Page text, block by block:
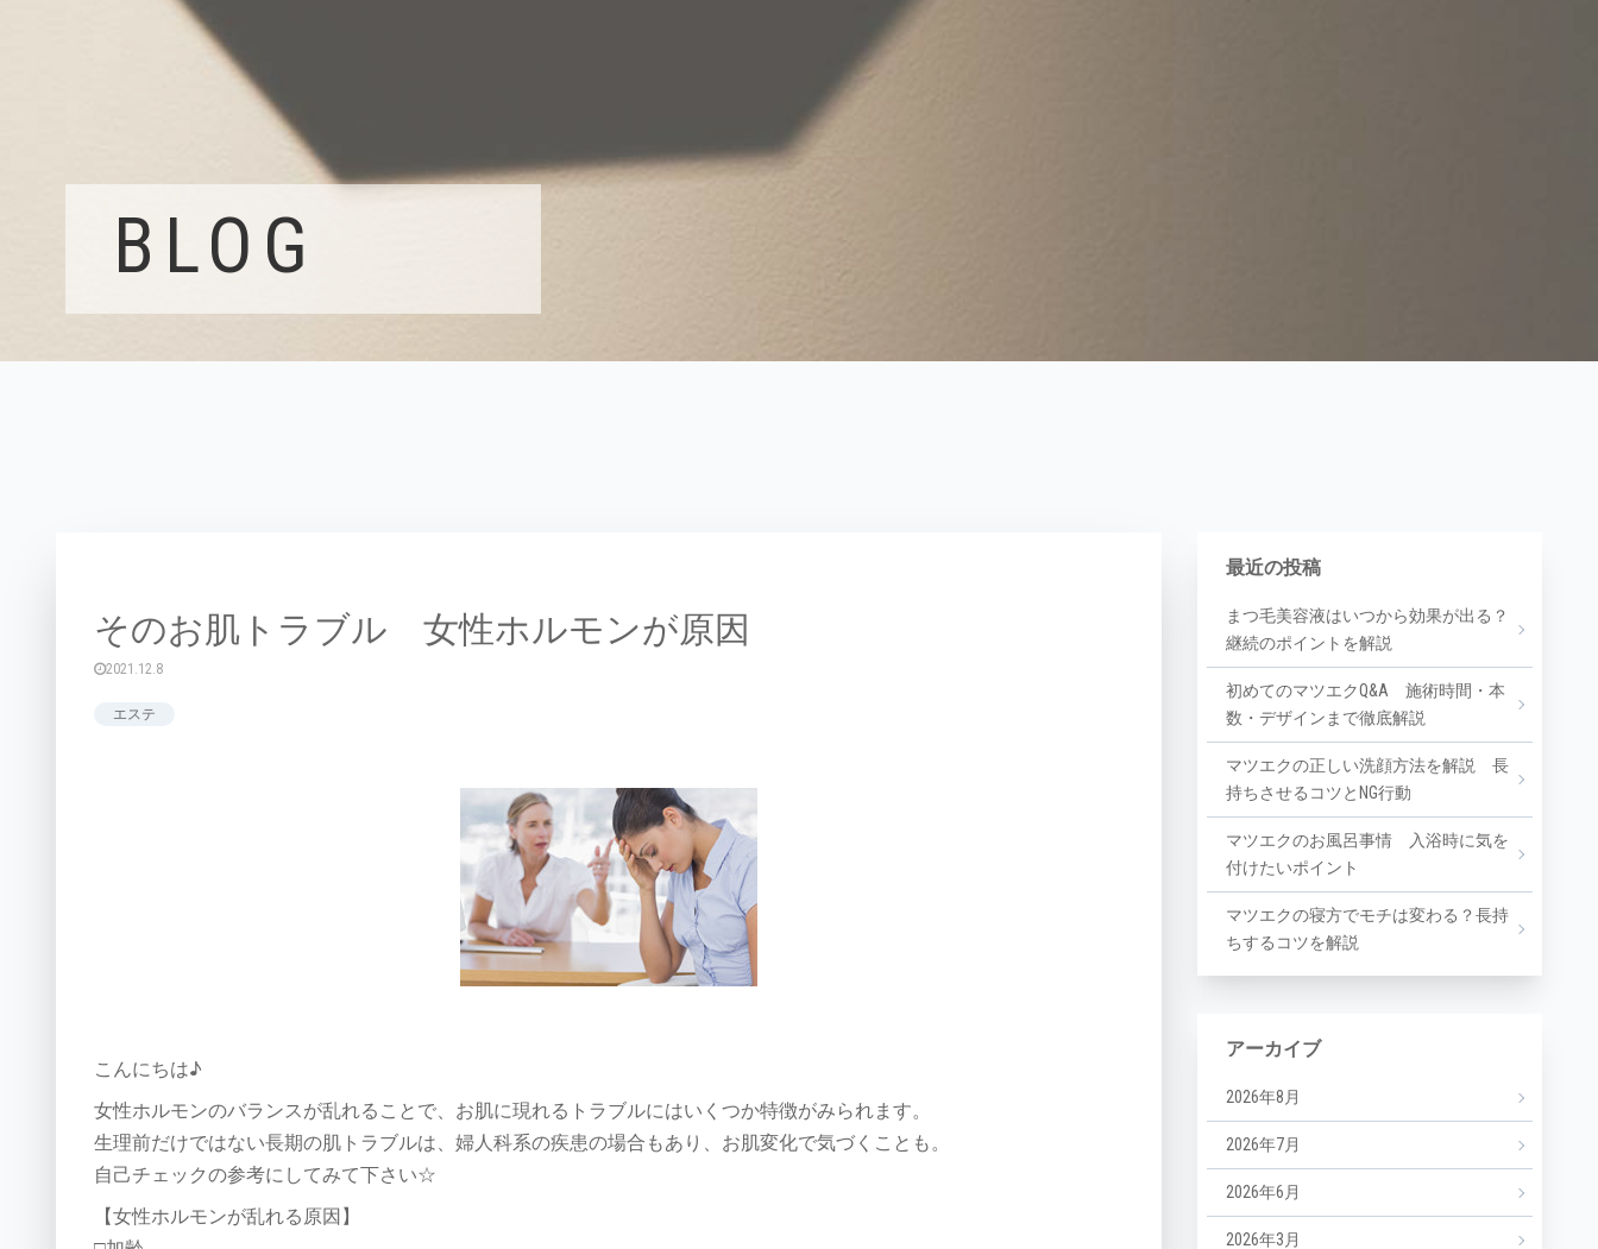
BLOG
そのお肌トラブル 女性ホルモンが原因
2021.12.8
エステ
こんにちは♪
女性ホルモンのバランスが乱れることで、お肌に現れるトラブルにはいくつか特徴がみられます。
生理前だけではない長期の肌トラブルは、婦人科系の疾患の場合もあり、お肌変化で気づくことも。
自己チェックの参考にしてみて下さい☆
【女性ホルモンが乱れる原因】
最近の投稿
まつ毛美容液はいつから効果が出る？
継続のポイントを解説
初めてのマツエクQ&A 施術時間・本
数・デザインまで徹底解説
マツエクの正しい洗顔方法を解説 長
持ちさせるコツとNG行動
マツエクのお風呂事情 入浴時に気を
付けたいポイント
マツエクの寝方でモチは変わる？長持
ちするコツを解説
アーカイブ
2026年8月
2026年7月
2026年6月
2026年3月